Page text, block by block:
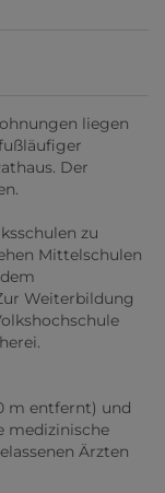
liegen
Der
zu
Mittelschulen
Weiterbildung
m entfernt) und
medizinische
Ärzten